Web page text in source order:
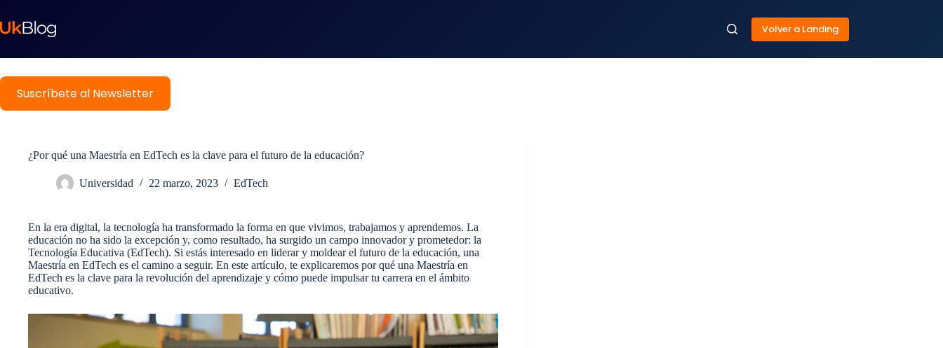
Volver a Landing
Suscríbete al Newsletter
¿Por qué una Maestría en EdTech es la clave para el futuro de la educación?
Universidad 22 marzo, 2023 EdTech
En la era digital, la tecnología ha transformado la forma en que vivimos, trabajamos y aprendemos. La
educación no ha sido la excepción y, como resultado, ha surgido un campo innovador y prometedor: la
Tecnología Educativa (EdTech). Si estás interesado en liderar y moldear el futuro de la educación, una
Maestría en EdTech es el camino a seguir. En este artículo, te explicaremos por qué una Maestría en
EdTech es la clave para la revolución del aprendizaje y cómo puede impulsar tu carrera en el ámbito
educativo.